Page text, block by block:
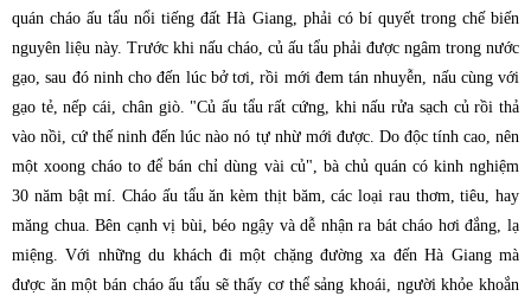
quán cháo ấu tẩu nổi tiếng đất Hà Giang, phải có bí quyết trong chế biến
nguyên liệu này. Trước khi nấu cháo, củ ấu tẩu phải được ngâm trong nước
gạo, sau đó ninh cho đến lúc bở tơi, rồi mới đem tán nhuyễn, nấu cùng với
gạo tẻ, nếp cái, chân giò. "Củ ấu tẩu rất cứng, khi nấu rửa sạch củ rồi thả
vào nồi, cứ thế ninh đến lúc nào nó tự nhừ mới được. Do độc tính cao, nên
một xoong cháo to để bán chỉ dùng vài củ", bà chủ quán có kinh nghiệm
30 năm bật mí. Cháo ấu tẩu ăn kèm thịt băm, các loại rau thơm, tiêu, hay
măng chua. Bên cạnh vị bùi, béo ngậy và dễ nhận ra bát cháo hơi đắng, lạ
miệng. Với những du khách đi một chặng đường xa đến Hà Giang mà
được ăn một bán cháo ấu tẩu sẽ thấy cơ thể sảng khoái, người khỏe khoắn